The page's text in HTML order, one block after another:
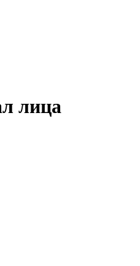
лица